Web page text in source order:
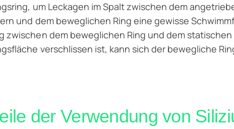
um Leckagen im Spalt zwischen dem
und dem beweglichen Ring eine gewisse
zwischen dem beweglichen Ring und dem
verschlissen ist, kann sich der bewegliche
der Verwendung von